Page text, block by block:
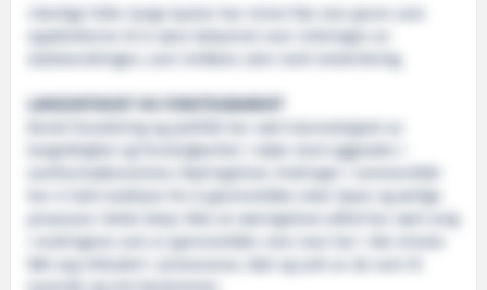
«Vanlige folk» langs kysten har minst like stor grunn som
oppdretterne til å være bekymret over virkningen av
skatteendringen, som innføres uten reell medvirkning.
LANGSIKTIGHET OG FORUTSIGBARHET
Norsk forvaltning og politikk har vært kjennetegnet av
langsiktighet og forutsigbarhet i møte med ryggraden i
samfunnsøkonomien: Næringslivet. Endringer i rammevilkår
har vi hatt tradisjon for å gjennomføre etter åpne og ærlige
prosesser. Dette betyr ikke at næringslivet alltid har vært enig
i endringene som er gjennomført, men man har i det minste
følt seg inkludert i prosessene, hørt og sett av de som til